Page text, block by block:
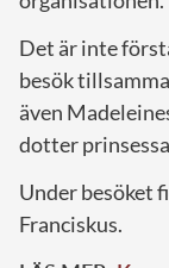
Det är inte
besök
även
dotter
Under besöket
Franciskus.